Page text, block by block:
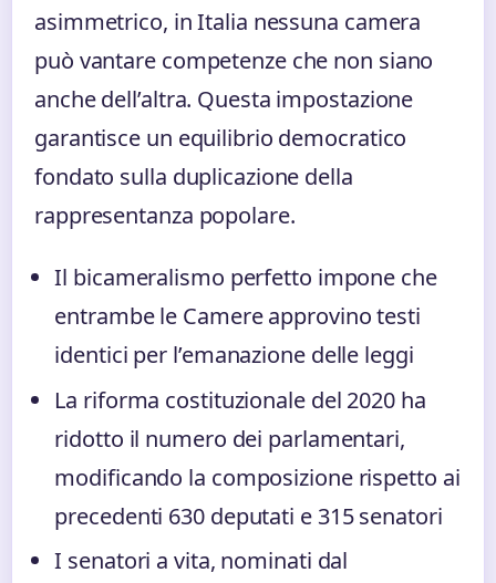
asimmetrico, in Italia nessuna camera
può vantare competenze che non siano
anche dell’altra. Questa impostazione
garantisce un equilibrio democratico
fondato sulla duplicazione della
rappresentanza popolare.
Il bicameralismo perfetto impone che
entrambe le Camere approvino testi
identici per l’emanazione delle leggi
La riforma costituzionale del 2020 ha
ridotto il numero dei parlamentari,
modificando la composizione rispetto ai
precedenti 630 deputati e 315 senatori
I senatori a vita, nominati dal